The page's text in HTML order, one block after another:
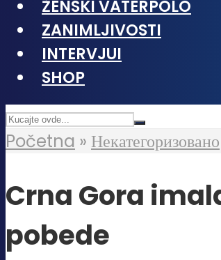
ŽENSKI VATERPOLO
ZANIMLJIVOSTI
INTERVJUI
SHOP
Početna » Некатегоризовано
Crna Gora
pobede